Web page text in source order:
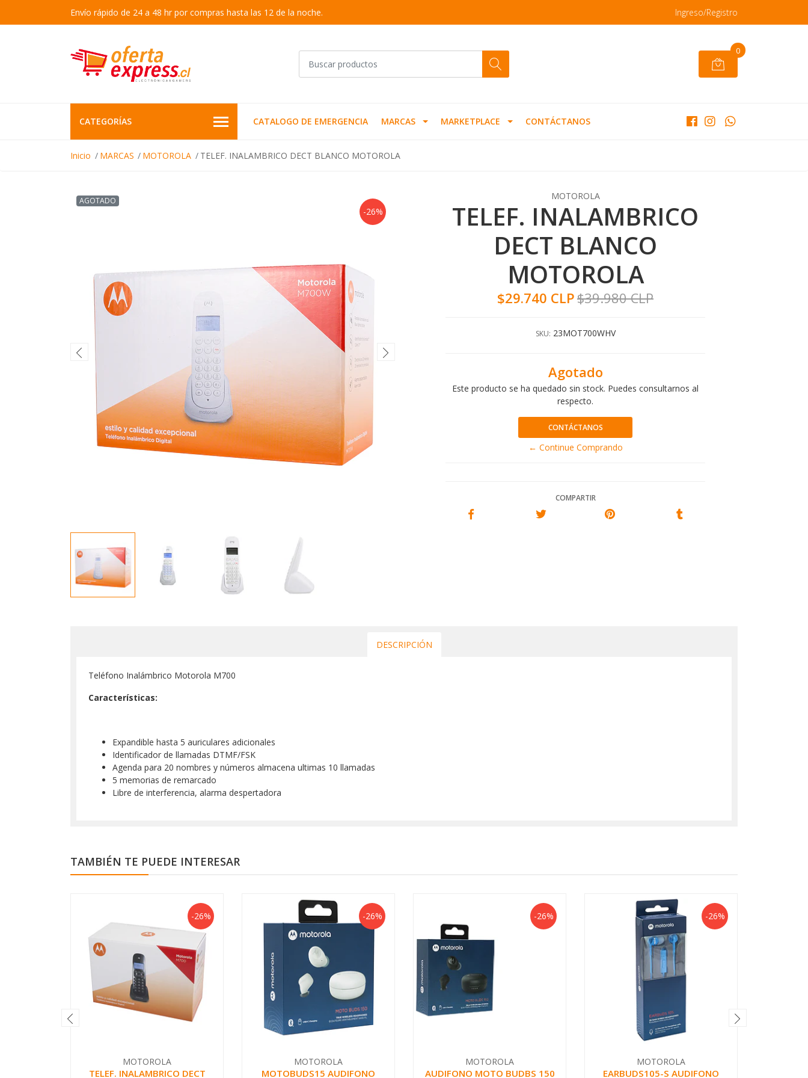
Envío rápido de 24 a 48 hr por compras hasta las 12 de la noche. Ingreso/Registro
0
CATEGORÍAS CATALOGO DE EMERGENCIA MARCAS MARKETPLACE CONTÁCTANOS
Inicio MARCAS MOTOROLA TELEF. INALAMBRICO DECT BLANCO MOTOROLA
AGOTADO
-26%
MOTOROLA
TELEF. INALAMBRICO
DECT BLANCO
MOTOROLA
$29.740 CLP$39.980 CLP
SKU: 23MOT700WHV
Agotado
Este producto se ha quedado sin stock. Puedes consultarnos al
respecto.
CONTÁCTANOS
← Continue Comprando
COMPARTIR
DESCRIPCIÓN
Teléfono Inalámbrico Motorola M700
Características:
Expandible hasta 5 auriculares adicionales
Identificador de llamadas DTMF/FSK
Agenda para 20 nombres y números almacena ultimas 10 llamadas
5 memorias de remarcado
Libre de interferencia, alarma despertadora
TAMBIÉN TE PUEDE INTERESAR
-26%
MOTOROLA
TELEF. INALAMBRICO DECT
-26%
MOTOROLA
MOTOBUDS15 AUDIFONO
-26%
MOTOROLA
AUDIFONO MOTO BUDBS 150
-26%
MOTOROLA
EARBUDS105-S AUDIFONO